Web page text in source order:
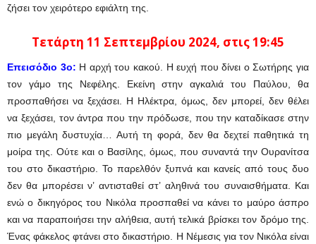
ζήσει τον χειρότερο εφιάλτη της.
Τετάρτη 11 Σεπτεμβρίου 2024, στις 19:45
Επεισόδιο 3ο: Η αρχή του κακού. Η ευχή που δίνει ο Σωτήρης για
τον γάμο της Νεφέλης. Εκείνη στην αγκαλιά του Παύλου, θα
προσπαθήσει να ξεχάσει. Η Ηλέκτρα, όμως, δεν μπορεί, δεν θέλει
να ξεχάσει, τον άντρα που την πρόδωσε, που την καταδίκασε στην
πιο μεγάλη δυστυχία… Αυτή τη φορά, δεν θα δεχτεί παθητικά τη
μοίρα της. Ούτε και ο Βασίλης, όμως, που συναντά την Ουρανίτσα
του στο δικαστήριο. Το παρελθόν ξυπνά και κανείς από τους δυο
δεν θα μπορέσει ν’ αντισταθεί στ’ αληθινά του συναισθήματα. Και
ενώ ο δικηγόρος του Νικόλα προσπαθεί να κάνει το μαύρο άσπρο
και να παραποιήσει την αλήθεια, αυτή τελικά βρίσκει τον δρόμο της.
Ένας φάκελος φτάνει στο δικαστήριο. Η Νέμεσις για τον Νικόλα είναι